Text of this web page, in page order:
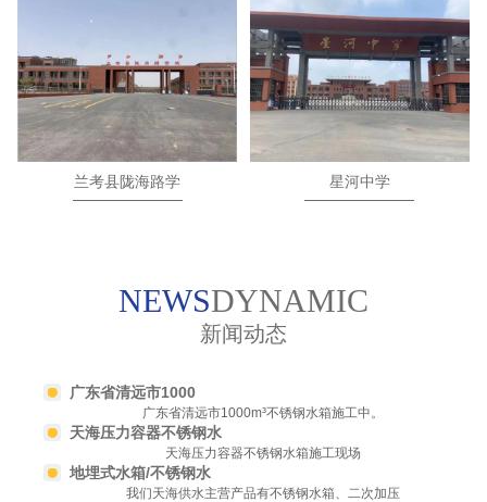
兰考县陇海路学 星河中学
NEWSDYNAMIC
新闻动态
广东省清远市1000
广东省清远市1000m³不锈钢水箱施工中。
天海压力容器不锈钢水
天海压力容器不锈钢水箱施工现场
地埋式水箱/不锈钢水
我们天海供水主营产品有不锈钢水箱、二次加压